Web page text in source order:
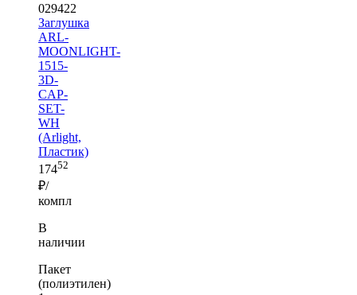
029422
Заглушка
ARL-
MOONLIGHT-
1515-
3D-
CAP-
SET-
WH
(Arlight,
Пластик)
17452
₽/
компл
В
наличии
Пакет
(полиэтилен)